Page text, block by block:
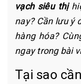
vạch siêu thị
nay? Cần lưu ý
hàng hóa?
ngay trong bài
Tại sao